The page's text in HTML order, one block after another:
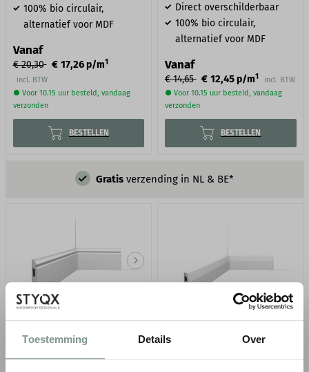
Toestemming Details Over
100% bio circulair,
alternatief voor MDF
Vanaf
€ 20,30 € 17,26p/m1
incl. BTW
● Voor 10.15 uur besteld, vandaag
verzonden
BESTELLEN
Direct overschilderbaar
100% bio circulair,
alternatief voor MDF
Vanaf
€ 14,65 € 12,45p/m1
incl. BTW
● Voor 10.15 uur besteld, vandaag
verzonden
BESTELLEN
Gratis verzending in NL & BE*